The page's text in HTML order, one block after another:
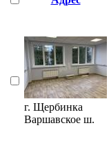
г. Щербинка
Варшавское ш.